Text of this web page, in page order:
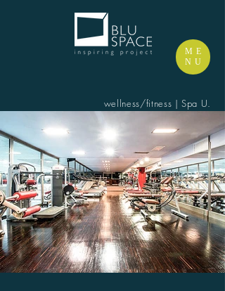
ME
NU
wellness/fitness | Spa U.